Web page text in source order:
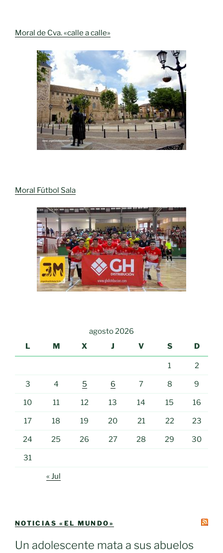
Moral de Cva. «calle a calle»
Moral Fútbol Sala
agosto 2026
L
M X J V S D
1 2
3 4 5 6 7 8 9
10 11 12 13 14 15 16
17 18 19 20 21 22 23
24 25 26 27 28 29 30
31
« Jul
NOTICIAS «EL MUNDO»
Un adolescente mata a sus abuelos